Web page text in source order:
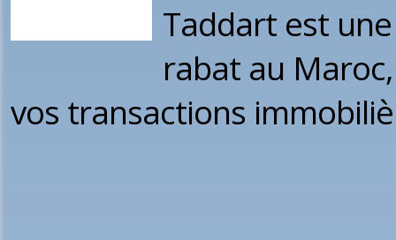
Taddart est
rabat au
vos transactions